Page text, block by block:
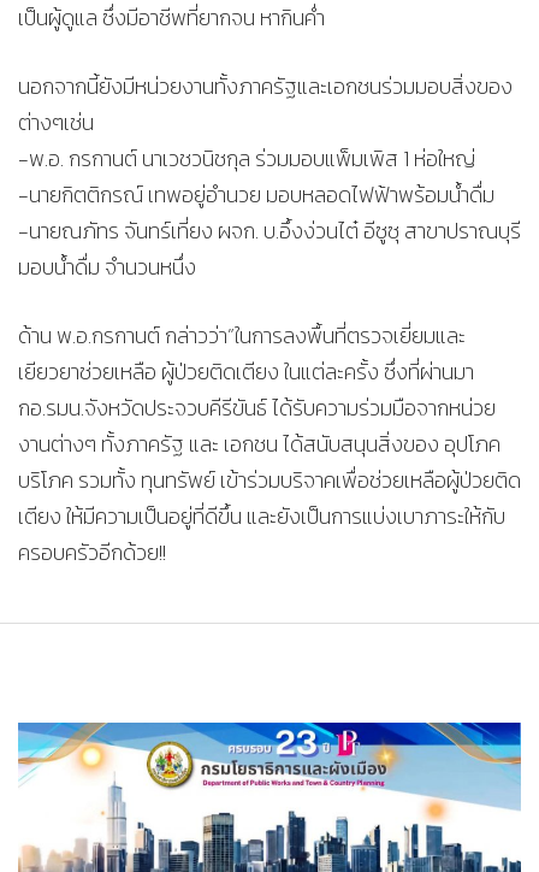
เป็นผู้ดูแล ซึ่งมีอาชีพที่ยากจน หากินค่ำ
นอกจากนี้ยังมีหน่วยงานทั้งภาครัฐและเอกชนร่วมมอบสิ่งของ
ต่างๆเช่น
-พ.อ. กรกานต์ นาเวชวนิชกุล ร่วมมอบแพ็มเพิส 1 ห่อใหญ่
-นายกิตติกรณ์ เทพอยู่อำนวย มอบหลอดไฟฟ้าพร้อมน้ำดื่ม
-นายณภัทร จันทร์เที่ยง ผจก. บ.อึ้งง่วนไต๋ อีซูซุ สาขาปราณบุรี
มอบน้ำดื่ม จำนวนหนึ่ง
ด้าน พ.อ.กรกานต์ กล่าวว่า”ในการลงพื้นที่ตรวจเยี่ยมและ
เยียวยาช่วยเหลือ ผู้ป่วยติดเตียง ในแต่ละครั้ง ซึ่งที่ผ่านมา
กอ.รมน.จังหวัดประจวบคีรีขันธ์ ได้รับความร่วมมือจากหน่วย
งานต่างๆ ทั้งภาครัฐ และ เอกชน ได้สนับสนุนสิ่งของ อุปโภค
บริโภค รวมทั้ง ทุนทรัพย์ เข้าร่วมบริจาคเพื่อช่วยเหลือผู้ป่วยติด
เตียง ให้มีความเป็นอยู่ที่ดีขึ้น และยังเป็นการแบ่งเบาภาระให้กับ
ครอบครัวอีกด้วย!!